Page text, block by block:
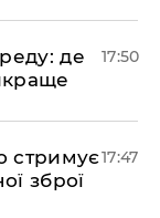
де
17:50
стримує
зброї
17:47